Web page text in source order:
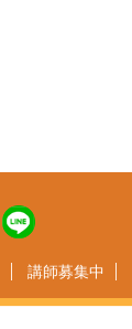
講師募集中